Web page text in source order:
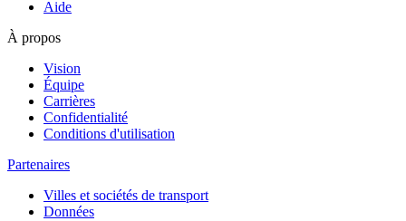
Aide
À propos
Vision
Équipe
Carrières
Confidentialité
Conditions d'utilisation
Partenaires
Villes et sociétés de transport
Données